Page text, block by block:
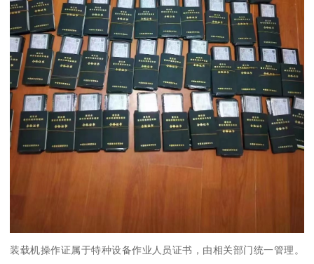
装载机操作证属于特种设备作业人员证书，由相关部门统一管理。